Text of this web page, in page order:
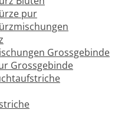
pur
Grossgebinde
Grossgebinde